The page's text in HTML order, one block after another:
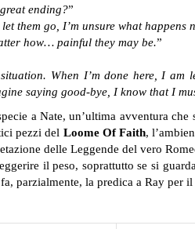
ending?”
them go, I’m unsure what happens
how… painful they may be.”
When I’m done here, I
saying good-bye, I know that I
a Nate, un’ultima avventura
pezzi del Loome Of Faith,
delle Leggende del vero
il peso, soprattutto se si
parzialmente, la predica a Ray per